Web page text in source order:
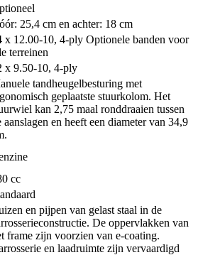
25,4 cm en achter: 18 cm
x 12.00-10, 4-ply Optionele banden voor
terreinen
x 9.50-10, 4-ply
tandheugelbesturing met
geplaatste stuurkolom. Het
kan 2,75 maal ronddraaien tussen
aanslagen en heeft een diameter van 34,9
cc
en pijpen van gelast staal in de
De oppervlakken van
frame zijn voorzien van e-coating.
en laadruimte zijn vervaardigd